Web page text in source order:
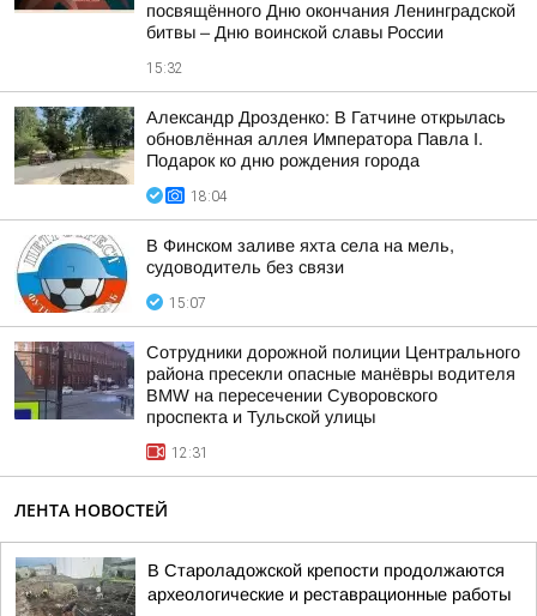
посвящённого Дню окончания Ленинградской
битвы – Дню воинской славы России
15:32
Александр Дрозденко: В Гатчине открылась
обновлённая аллея Императора Павла I.
Подарок ко дню рождения города
18:04
В Финском заливе яхта села на мель,
судоводитель без связи
15:07
Сотрудники дорожной полиции Центрального
района пресекли опасные манёвры водителя
BMW на пересечении Суворовского
проспекта и Тульской улицы
12:31
ЛЕНТА НОВОСТЕЙ
В Староладожской крепости продолжаются
археологические и реставрационные работы